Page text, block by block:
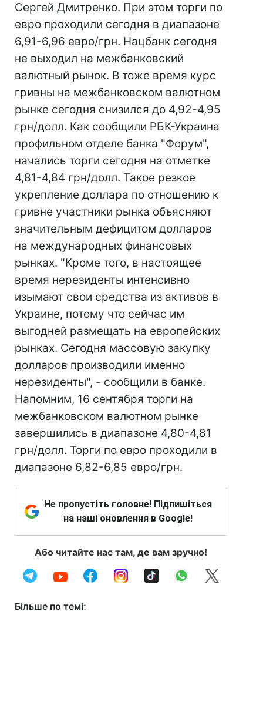
Сергей Дмитренко. При этом торги по
евро проходили сегодня в диапазоне
6,91-6,96 евро/грн. Нацбанк сегодня
не выходил на межбанковский
валютный рынок. В тоже время курс
гривны на межбанковском валютном
рынке сегодня снизился до 4,92-4,95
грн/долл. Как сообщили РБК-Украина
профильном отделе банка "Форум",
начались торги сегодня на отметке
4,81-4,84 грн/долл. Такое резкое
укрепление доллара по отношению к
гривне участники рынка объясняют
значительным дефицитом долларов
на международных финансовых
рынках. "Кроме того, в настоящее
время нерезиденты интенсивно
изымают свои средства из активов в
Украине, потому что сейчас им
выгодней размещать на европейских
рынках. Сегодня массовую закупку
долларов производили именно
нерезиденты", - сообщили в банке.
Напомним, 16 сентября торги на
межбанковском валютном рынке
завершились в диапазоне 4,80-4,81
грн/долл. Торги по евро проходили в
диапазоне 6,82-6,85 евро/грн.
Не пропустіть головне! Підпишіться
на наші оновлення в Google!
Або читайте нас там, де вам зручно!
Більше по темі: